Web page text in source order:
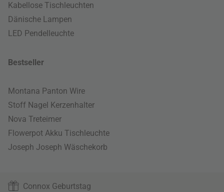
Kabellose Tischleuchten
Dänische Lampen
LED Pendelleuchte
Bestseller
Montana Panton Wire
Stoff Nagel Kerzenhalter
Nova Treteimer
Flowerpot Akku Tischleuchte
Joseph Joseph Wäschekorb
Connox Geburtstag